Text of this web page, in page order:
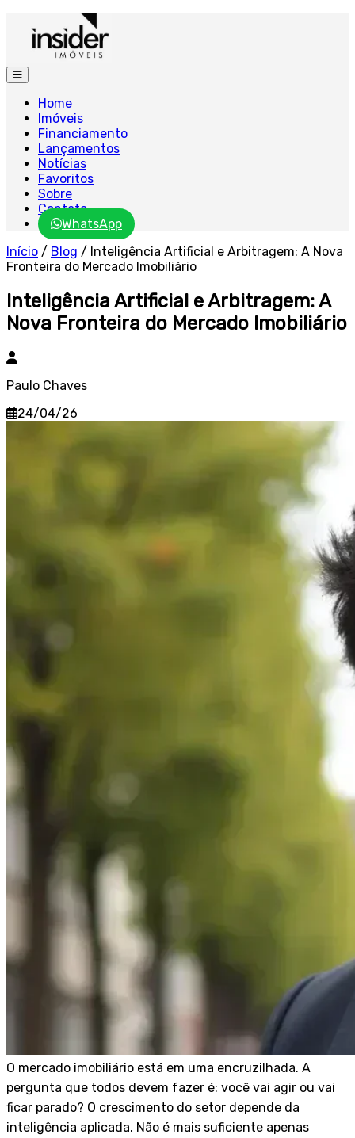
Home
Imóveis
Financiamento
Lançamentos
Notícias
Favoritos
Sobre
Contato
WhatsApp
Início / Blog / Inteligência Artificial e Arbitragem: A Nova
Fronteira do Mercado Imobiliário
Inteligência Artificial e Arbitragem: A
Nova Fronteira do Mercado Imobiliário
Paulo Chaves
24/04/26
O mercado imobiliário está em uma encruzilhada. A
pergunta que todos devem fazer é: você vai agir ou vai
ficar parado? O crescimento do setor depende da
inteligência aplicada. Não é mais suficiente apenas